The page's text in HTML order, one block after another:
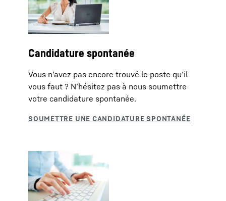
Candidature spontanée
Vous n’avez pas encore trouvé le poste qu’il
vous faut ? N’hésitez pas à nous soumettre
votre candidature spontanée.